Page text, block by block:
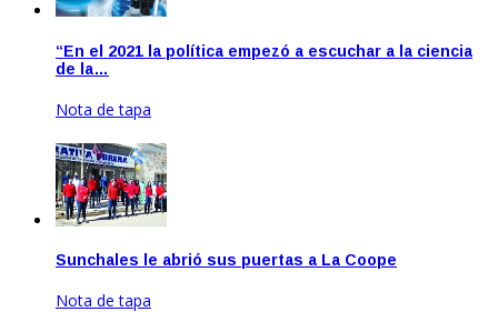
“En el 2021 la política empezó a escuchar a la ciencia
de la…
Nota de tapa
Sunchales le abrió sus puertas a La Coope
Nota de tapa